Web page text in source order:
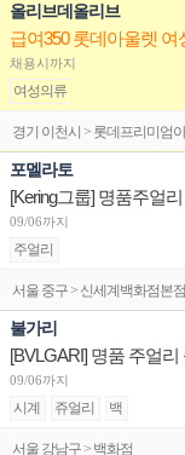
올리브데올리브
급여350 롯데아울렛
채용시까지
여성의류
경기 이천시 > 롯데프리미엄
포멜라토
[Kering그룹] 명품주얼
09/06까지
주얼리
서울 중구 > 신세계백화점본점
불가리
09/06까지
시계 쥬얼리 백
서울 강남구 > 백화점